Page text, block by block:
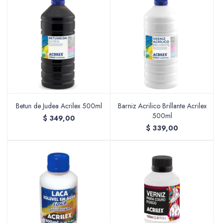
Betun de Judea Acrilex 500ml
$ 349,00
Barniz Acrilico Brillante Acrilex
500ml
$ 339,00